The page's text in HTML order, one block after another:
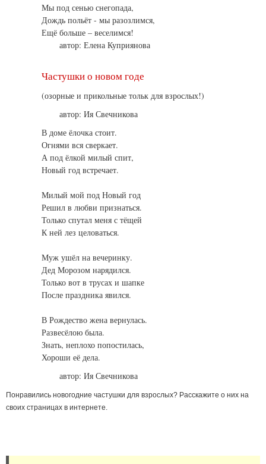
Мы под сенью снегопада,
Дождь польёт - мы разозлимся,
Ещё больше – веселимся!
автор: Елена Куприянова
Частушки о новом годе
(озорные и прикольные тольк для взрослых!)
автор: Ия Свечникова
В доме ёлочка стоит.
Огнями вся сверкает.
А под ёлкой милый спит,
Новый год встречает.
Милый мой под Новый год
Решил в любви признаться.
Только спутал меня с тёщей
К ней лез целоваться.
Муж ушёл на вечеринку.
Дед Морозом нарядился.
Только вот в трусах и шапке
После праздника явился.
В Рождество жена вернулась.
Развесёлою была.
Знать, неплохо попостилась,
Хороши её дела.
автор: Ия Свечникова
Понравились новогодние частушки для взрослых? Расскажите о них на
своих страницах в интернете.